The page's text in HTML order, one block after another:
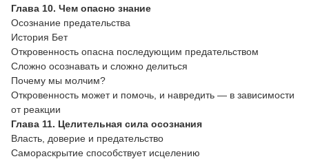
Глава 10. Чем опасно знание
Осознание предательства
История Бет
Откровенность опасна последующим предательством
Сложно осознавать и сложно делиться
Почему мы молчим?
Откровенность может и помочь, и навредить — в зависимости
от реакции
Глава 11. Целительная сила осознания
Власть, доверие и предательство
Самораскрытие способствует исцелению